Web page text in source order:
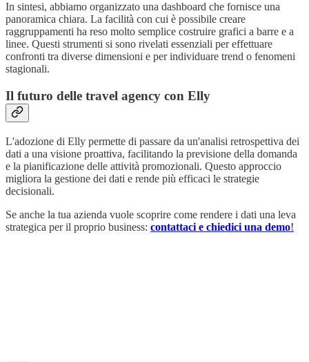
In sintesi, abbiamo organizzato una dashboard che fornisce una
panoramica chiara. La facilità con cui è possibile creare
raggruppamenti ha reso molto semplice costruire grafici a barre e a
linee. Questi strumenti si sono rivelati essenziali per effettuare
confronti tra diverse dimensioni e per individuare trend o fenomeni
stagionali.
Il futuro delle travel agency con Elly
L'adozione di Elly permette di passare da un'analisi retrospettiva dei
dati a una visione proattiva, facilitando la previsione della domanda
e la pianificazione delle attività promozionali. Questo approccio
migliora la gestione dei dati e rende più efficaci le strategie
decisionali.
Se anche la tua azienda vuole scoprire come rendere i dati una leva
strategica per il proprio business: contattaci e chiedici una demo!